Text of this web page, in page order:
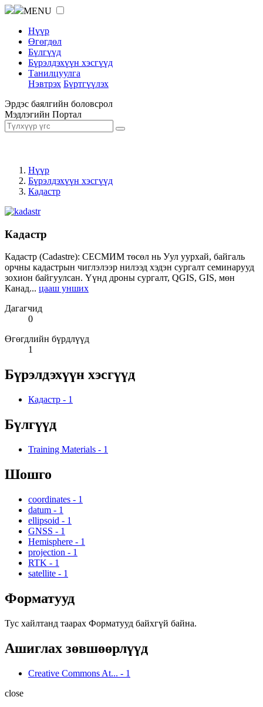
MENU
Нүүр
Өгөгдөл
Бүлгүүд
Бүрэлдэхүүн хэсгүүд
Танилцуулга
Нэвтрэх Бүртгүүлэх
Эрдэс баялгийн боловсрол
Мэдлэгийн Портал
Нүүр
Бүрэлдэхүүн хэсгүүд
Кадастр
Кадастр
Кадастр (Cadastre): СЕСМИМ төсөл нь Уул уурхай, байгаль
орчны кадастрын чиглэлээр нилээд хэдэн сургалт семинарууд
зохион байгуулсан. Үүнд дроны сургалт, QGIS, GIS, мөн
Канад... цааш унших
Дагагчид
0
Өгөгдлийн бүрдлүүд
1
Бүрэлдэхүүн хэсгүүд
Кадастр - 1
Бүлгүүд
Training Materials - 1
Шошго
coordinates - 1
datum - 1
ellipsoid - 1
GNSS - 1
Hemisphere - 1
projection - 1
RTK - 1
satellite - 1
Форматууд
Тус хайлтанд таарах Форматууд байхгүй байна.
Ашиглах зөвшөөрлүүд
Creative Commons At... - 1
close